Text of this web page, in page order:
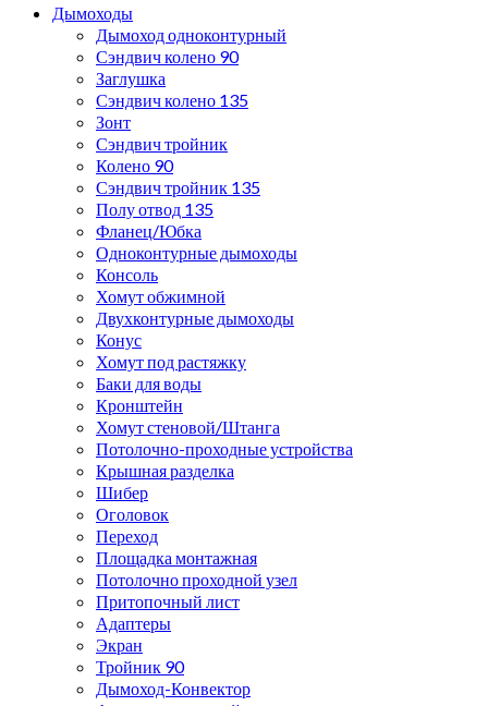
Дымоходы
Дымоход одноконтурный
Сэндвич колено 90
Заглушка
Сэндвич колено 135
Зонт
Сэндвич тройник
Колено 90
Сэндвич тройник 135
Полу отвод 135
Фланец/Юбка
Одноконтурные дымоходы
Консоль
Хомут обжимной
Двухконтурные дымоходы
Конус
Хомут под растяжку
Баки для воды
Кронштейн
Хомут стеновой/Штанга
Потолочно-проходные устройства
Крышная разделка
Шибер
Оголовок
Переход
Площадка монтажная
Потолочно проходной узел
Притопочный лист
Адаптеры
Экран
Тройник 90
Дымоход-Конвектор